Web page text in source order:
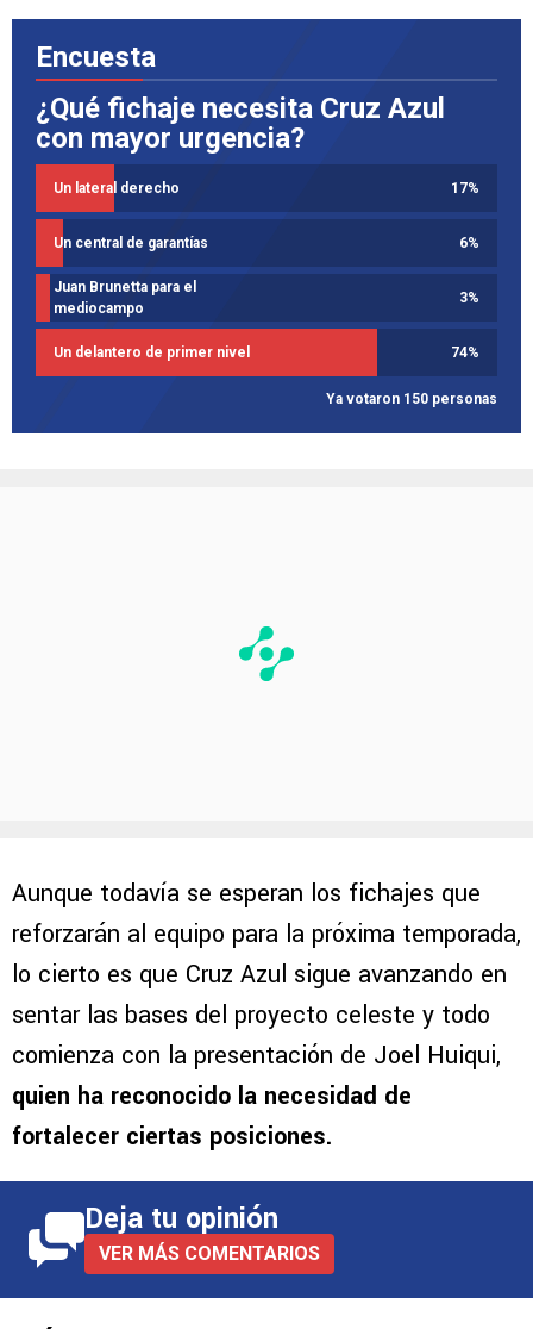
Encuesta
¿Qué fichaje necesita Cruz Azul
con mayor urgencia?
Un lateral derecho 17%
Un central de garantías 6%
Juan Brunetta para el
mediocampo
3%
Un delantero de primer nivel 74%
Ya votaron 150 personas
Aunque todavía se esperan los fichajes que
reforzarán al equipo para la próxima temporada,
lo cierto es que Cruz Azul sigue avanzando en
sentar las bases del proyecto celeste y todo
comienza con la presentación de Joel Huiqui,
quien ha reconocido la necesidad de
fortalecer ciertas posiciones.
Deja tu opinión
VER MÁS COMENTARIOS